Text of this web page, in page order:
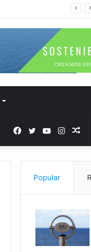
al
YouTube
Twitter
Facebook
Popular